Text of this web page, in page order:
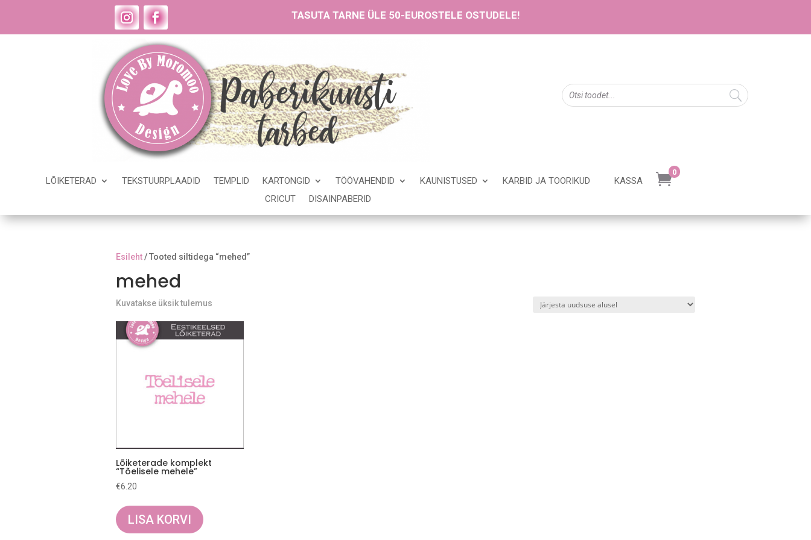
TASUTA TARNE ÜLE 50-EUROSTELE OSTUDELE!
LÕIKETERAD TEKSTUURPLAADID TEMPLID KARTONGID TÖÖVAHENDID KAUNISTUSED
KARBID JA TOORIKUD
CRICUT
DISAINPABERID
KASSA 0
Esileht/ Tooted siltidega “mehed”
mehed
Kuvatakse üksik tulemus
Lõiketerade komplekt
“Tõelisele mehele”
€6.20
LISA KORVI